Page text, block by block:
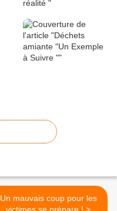
Un mauvais coup pour les